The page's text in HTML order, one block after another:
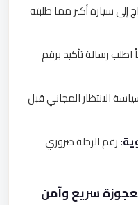
سيارة أكبر مما طلبته
رسالة تأكيد برقم
الانتظار المجاني قبل
رقم الرحلة ضروري
سريع وآمن